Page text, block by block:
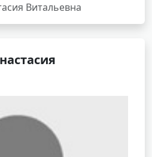
Витальевна